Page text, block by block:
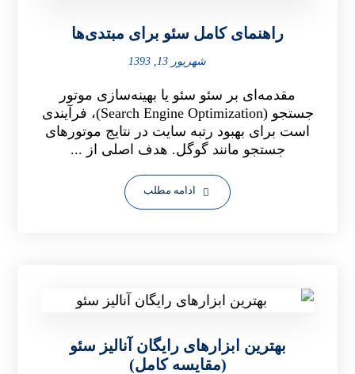
راهنمای کامل سئو برای مبتدی‌ها
شهریور 13, 1393
مقدمه‌ای بر سئو سئو یا بهینه‌سازی موتور
جستجو (Search Engine Optimization)، فرآیندی
است برای بهبود رتبه سایت در نتایج موتورهای
جستجو مانند گوگل. هدف اصلی از ...
ادامه مطلب
بهترین ابزارهای رایگان آنالیز سئو
(مقایسه کامل)